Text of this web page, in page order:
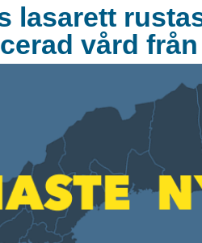
lasarett
vård